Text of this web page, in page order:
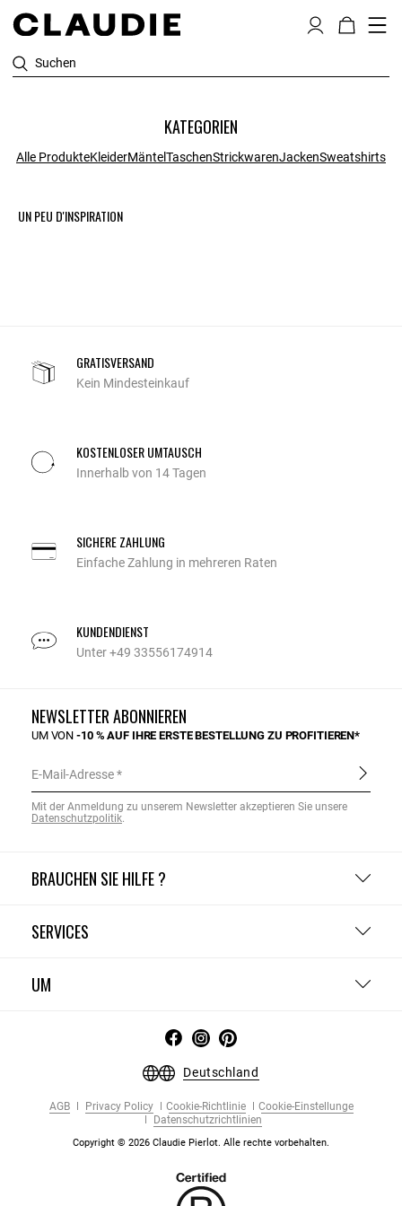
Suchen
KATEGORIEN
Alle ProdukteKleiderMäntelTaschenStrickwarenJackenSweatshirts
UN PEU D'INSPIRATION
GRATISVERSAND
Kein Mindesteinkauf
KOSTENLOSER UMTAUSCH
Innerhalb von 14 Tagen
SICHERE ZAHLUNG
Einfache Zahlung in mehreren Raten
KUNDENDIENST
Unter +49 33556174914
BRAUCHEN SIE HILFE ?
SERVICES
UM
NEWSLETTER ABONNIEREN
UM VON-10 % AUF IHRE ERSTE BESTELLUNG ZU PROFITIEREN*
E-Mail-Adresse
Mit der Anmeldung zu unserem Newsletter akzeptieren Sie unsere
Datenschutzpolitik.
Deutschland
AGB Privacy Policy Cookie-Richtlinie
Cookie-Einstellunge
Datenschutzrichtlinien
Copyright © 2026 Claudie Pierlot. Alle rechte vorbehalten.